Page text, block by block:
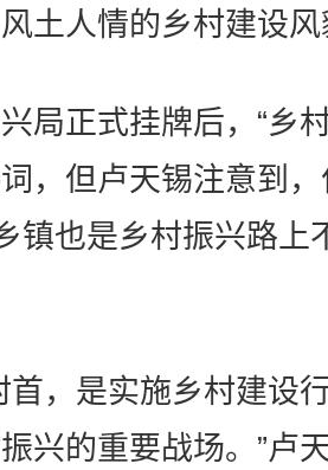
土人情的乡村建设
局正式挂牌后，“乡
，但卢天锡注意到
镇也是乡村振兴路上
首，是实施乡村建设
兴的重要战场。”卢